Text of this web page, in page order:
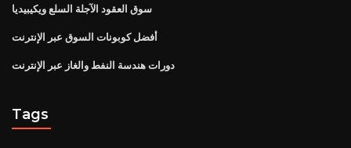
سوق العقود الآجلة السلع ويكيبيديا
أفضل كوبونات السوق عبر الإنترنت
دورات هندسة النفط والغاز عبر الإنترنت
Tags